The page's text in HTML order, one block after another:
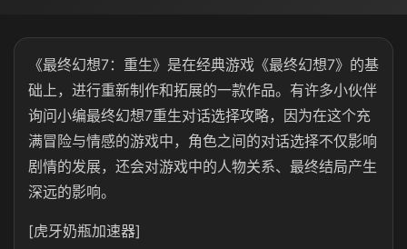
《最终幻想7：重生》是在经典游戏《最终幻想7》的基
础上，进行重新制作和拓展的一款作品。有许多小伙伴
询问小编最终幻想7重生对话选择攻略，因为在这个充
满冒险与情感的游戏中，角色之间的对话选择不仅影响
剧情的发展，还会对游戏中的人物关系、最终结局产生
深远的影响。
[虎牙奶瓶加速器]